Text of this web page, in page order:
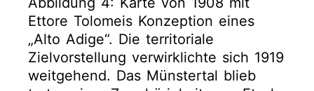
Ettore Tolomeis Konzeption eines
„Alto Adige“. Die territoriale
Zielvorstellung verwirklichte sich 1919
weitgehend. Das Münstertal blieb